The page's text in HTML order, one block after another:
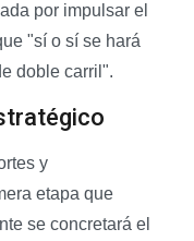
por impulsar el
"sí o sí se hará
doble carril".
y
etapa que
se concretará el